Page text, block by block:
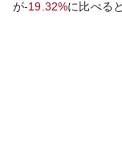
が-19.32%に比べると